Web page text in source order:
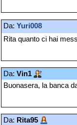
Da: Yuri008
Rita quanto ci hai
Da: Vin1
Buonasera, la banca
Da: Rita95